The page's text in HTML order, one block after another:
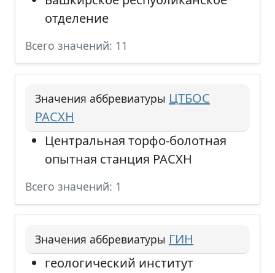
отделение
Всего значений: 11
Значения аббревиатуры ЦТБОС
РАСХН
Центральная торфо-болотная
опытная станция РАСХН
Всего значений: 1
Значения аббревиатуры ГИН
геологический институт